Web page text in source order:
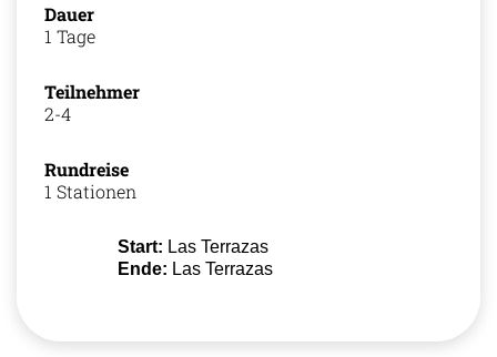
Dauer
1 Tage
Teilnehmer
2-4
Rundreise
1 Stationen
Start: Las Terrazas
Ende: Las Terrazas